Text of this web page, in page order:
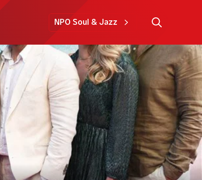
NPO Soul & Jazz